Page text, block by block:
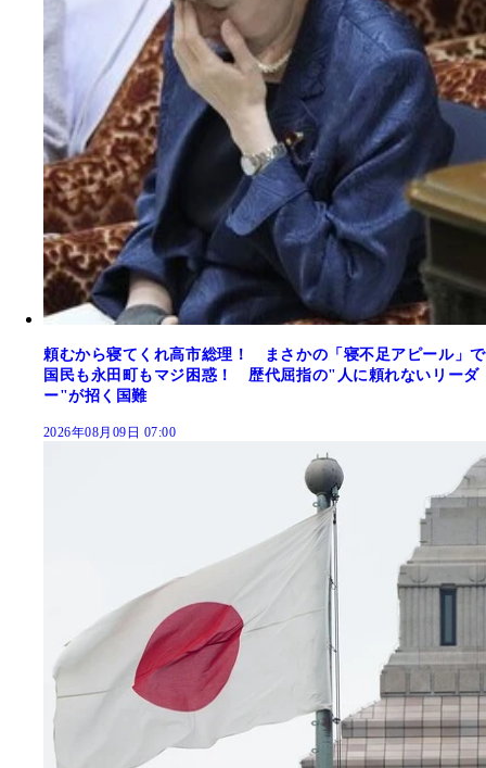
頼むから寝てくれ高市総理！ まさかの「寝不足アピール」で
国民も永田町もマジ困惑！ 歴代屈指の"人に頼れないリーダ
ー"が招く国難
2026年08月09日 07:00